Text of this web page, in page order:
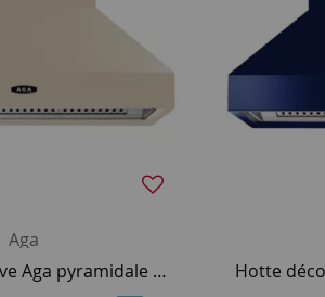
Aga
Hotte décorative Aga pyramidale 90cm 800m3/h (puissance max.) Crème AGA-HOOD-890 PH-CRM